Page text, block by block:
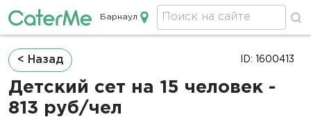
Кейтеринг в Барнауле
Барнаул
Строка
навигации
< Назад
Детский сет на 15 человек -
813 руб/чел
ID: 1600413